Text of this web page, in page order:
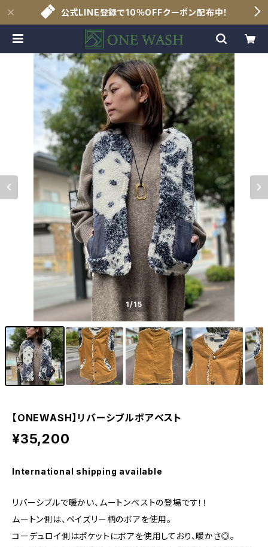
公式LINE登録で10％OFFクーポン配布中！
1/15
【ONEWASH】リバーシブルボアベスト
¥35,200
International shipping available
リバーシブルで暖かい、ムートンベストの登場です！！
ムートン側は、ペイズリー柄のボアを使用。
コーデュロイ側はポケットにボアを使用しており、暖かさ◎。